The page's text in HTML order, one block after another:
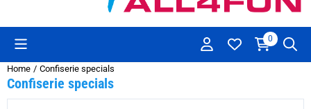
0
Home / Confiserie specials
Confiserie specials